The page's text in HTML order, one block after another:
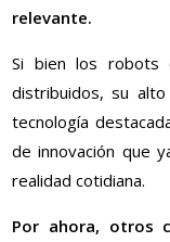
relevante.
Si bien los robots
distribuidos, su
tecnología
de innovación que
realidad cotidiana.
Por ahora, otros